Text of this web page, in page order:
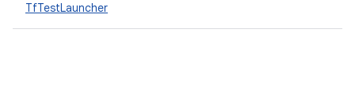
TfTestLauncher